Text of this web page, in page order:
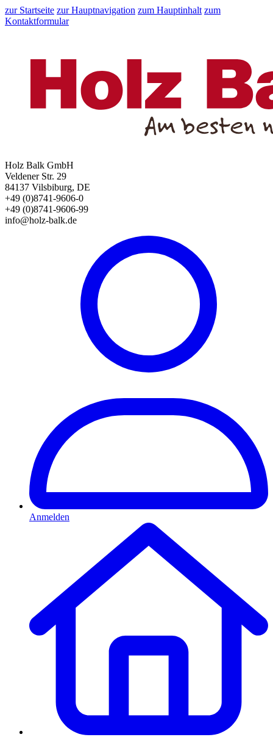
zur Startseite zur Hauptnavigation zum Hauptinhalt zum
Kontaktformular
Holz Balk GmbH
Veldener Str. 29
84137 Vilsbiburg, DE
+49 (0)8741-9606-0
+49 (0)8741-9606-99
info@holz-balk.de
Anmelden